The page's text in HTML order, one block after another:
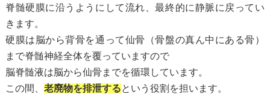
脊髄硬膜に沿うようにして流れ、最終的に静脈に戻ってい
きます。
硬膜は脳から背骨を通って仙骨（骨盤の真ん中にある骨）
まで脊髄神経全体を覆っていますので
脳脊髄液は脳から仙骨までを循環しています。
この間、 老廃物を排泄するという役割を担います。